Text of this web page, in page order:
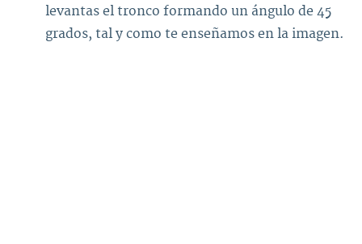
levantas el tronco formando un ángulo de 45
grados, tal y como te enseñamos en la imagen.